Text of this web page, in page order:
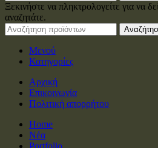
Ξεκινήστε να πληκτρολογείτε για να
αναζητάτε.
Μενού
Κατηγορίες
Αρχική
Επικοινωνία
Πολιτική απορρήτου
Home
Νέα
Portfolio